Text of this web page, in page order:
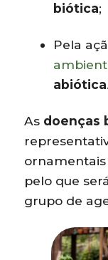
biótica;
Pela
abiótica.
As doenças
pelo que
grupo de